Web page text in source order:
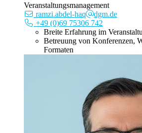
Veranstaltungsmanagement
ramzi.abdel-haq
dgm.de
+49 (0)69 75306 742
Breite Erfahrung im
Betreuung von Konferenzen,
Formaten